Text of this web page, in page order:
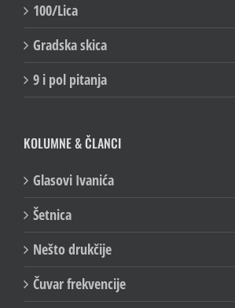
100/Lica
Gradska skica
9 i pol pitanja
KOLUMNE & ČLANCI
Glasovi Ivanića
Šetnica
Nešto drukčije
Čuvar frekvencije